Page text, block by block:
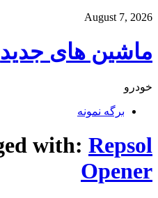
August 7, 2026
ماشین های جدید
خودرو
برگه نمونه
with: Repsol
Opener